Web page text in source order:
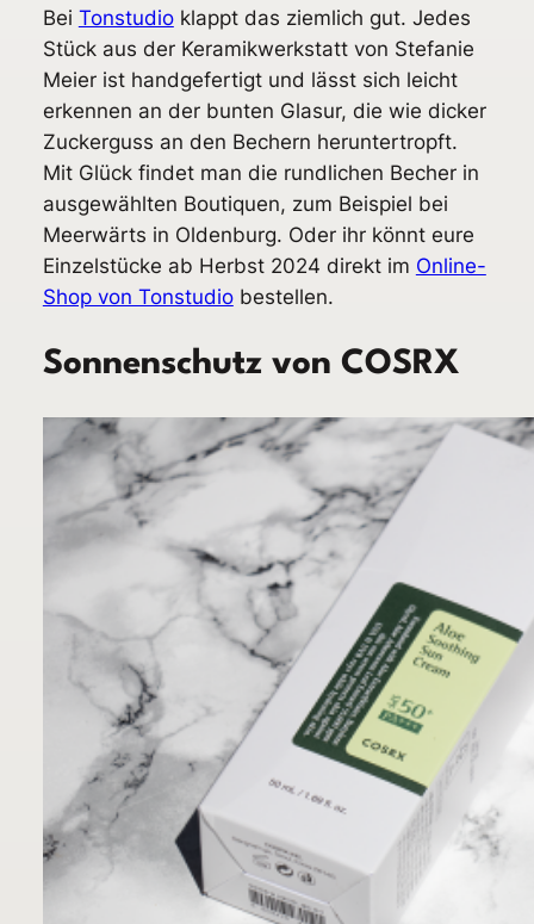
Bei Tonstudioklappt das ziemlich gut. Jedes
Stück aus der Keramikwerkstatt von Stefanie
Meier ist handgefertigt und lässt sich leicht
erkennen an der bunten Glasur, die wie dicker
Zuckerguss an den Bechern heruntertropft.
Mit Glück findet man die rundlichen Becher in
ausgewählten Boutiquen, zum Beispiel bei
Meerwärts in Oldenburg. Oder ihr könnt eure
Einzelstücke ab Herbst 2024 direkt im Online-
Shop von Tonstudiobestellen.
Sonnenschutz von COSRX